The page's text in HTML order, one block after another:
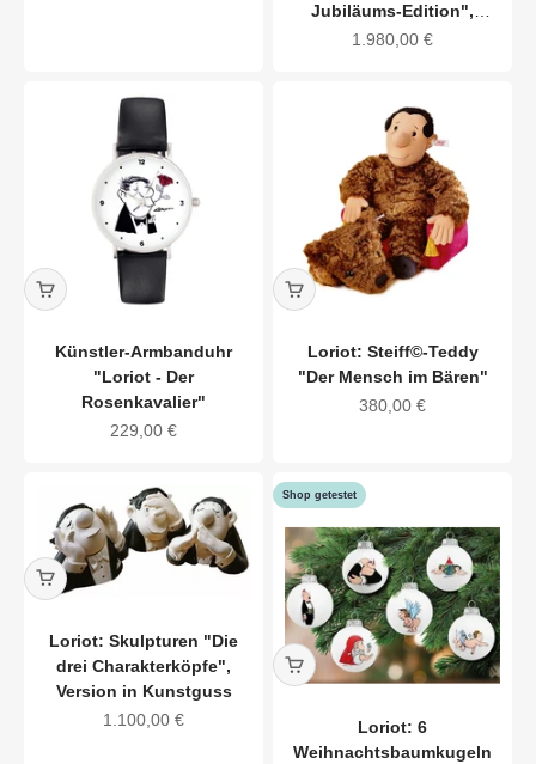
Jubiläums-Edition",
Bronze
Angebot
1.980,00 €
Künstler-Armbanduhr
"Loriot - Der
Rosenkavalier"
Angebot
229,00 €
Loriot: Steiff©-Teddy
"Der Mensch im Bären"
Angebot
380,00 €
Loriot: Skulpturen "Die
drei Charakterköpfe",
Version in Kunstguss
Angebot
1.100,00 €
Shop getestet
Loriot: 6
Weihnachtsbaumkugeln